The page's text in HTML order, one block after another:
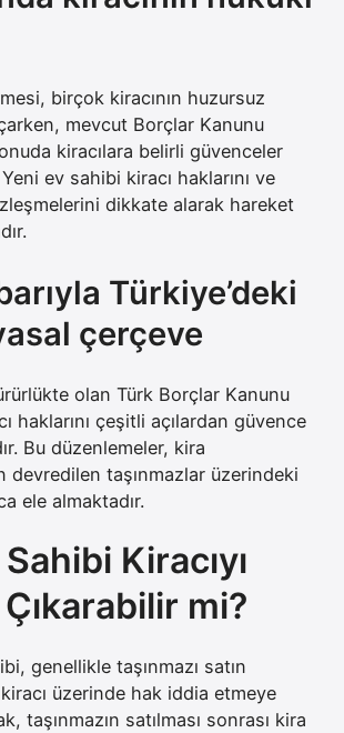
birçok kiracının huzursuz
mevcut Borçlar Kanunu
kiracılara belirli güvenceler
ev sahibi kiracı haklarını ve
dikkate alarak hareket
Türkiye’deki
çerçeve
olan Türk Borçlar Kanunu
haklarını çeşitli açılardan güvence
Bu düzenlemeler, kira
devredilen taşınmazlar üzerindeki
ele almaktadır.
Kiracıyı
mi?
genellikle taşınmazı satın
üzerinde hak iddia etmeye
taşınmazın satılması sonrası kira